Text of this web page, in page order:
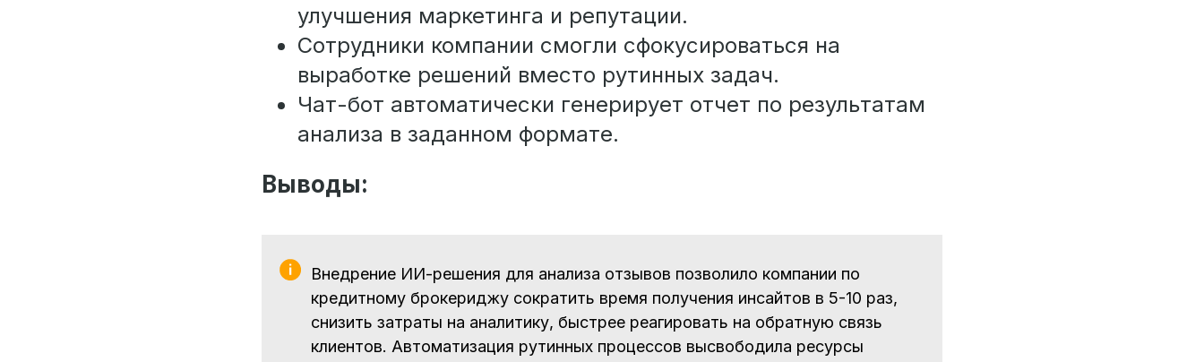
улучшения маркетинга и репутации.
Сотрудники компании смогли сфокусироваться на
выработке решений вместо рутинных задач.
Чат-бот автоматически генерирует отчет по результатам
анализа в заданном формате.
Выводы:
Внедрение ИИ-решения для анализа отзывов позволило компании по
кредитному брокериджу сократить время получения инсайтов в 5-10 раз,
снизить затраты на аналитику, быстрее реагировать на обратную связь
клиентов. Автоматизация рутинных процессов высвободила ресурсы